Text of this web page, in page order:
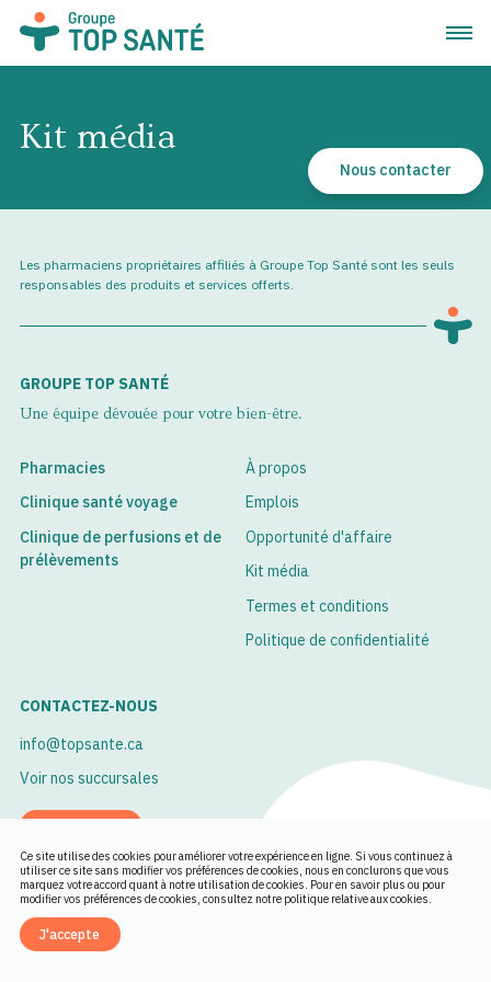
Ce site utilise des cookies pour améliorer votre expérience en ligne. Si vous continuez à
utiliser ce site sans modifier vos préférences de cookies, nous en conclurons que vous
marquez votre accord quant à notre utilisation de cookies. Pour en savoir plus ou pour
modifier vos préférences de cookies, consultez notre politique relative aux cookies.
J'accepte
Ouvrir
Kit média
Nous contacter
Les pharmaciens propriétaires affiliés à Groupe Top Santé sont les seuls
responsables des produits et services offerts.
GROUPE TOP SANTÉ
Une équipe dévouée pour votre bien-être.
Pharmacies
Clinique santé voyage
Clinique de perfusions et de
prélèvements
À propos
Emplois
Opportunité d'affaire
Kit média
Termes et conditions
Politique de confidentialité
CONTACTEZ-NOUS
info@topsante.ca
Voir nos succursales
English